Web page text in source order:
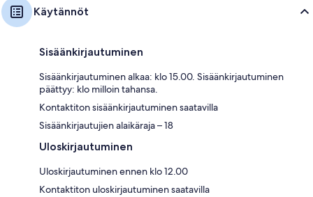
Käytännöt
Sisäänkirjautuminen
Sisäänkirjautuminen alkaa: klo 15.00. Sisäänkirjautuminen
päättyy: klo milloin tahansa.
Kontaktiton sisäänkirjautuminen saatavilla
Sisäänkirjautujien alaikäraja – 18
Uloskirjautuminen
Uloskirjautuminen ennen klo 12.00
Kontaktiton uloskirjautuminen saatavilla